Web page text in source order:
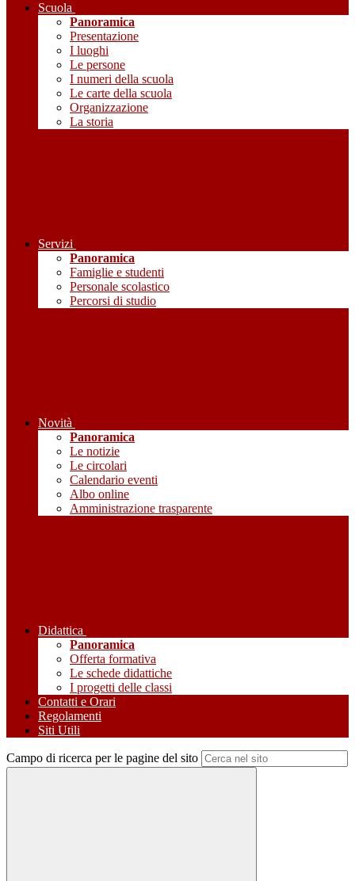
Scuola
Panoramica
Presentazione
I luoghi
Le persone
I numeri della scuola
Le carte della scuola
Organizzazione
La storia
Servizi
Panoramica
Famiglie e studenti
Personale scolastico
Percorsi di studio
Novità
Panoramica
Le notizie
Le circolari
Calendario eventi
Albo online
Amministrazione trasparente
Didattica
Panoramica
Offerta formativa
Le schede didattiche
I progetti delle classi
Contatti e Orari
Regolamenti
Siti Utili
Campo di ricerca per le pagine del sito